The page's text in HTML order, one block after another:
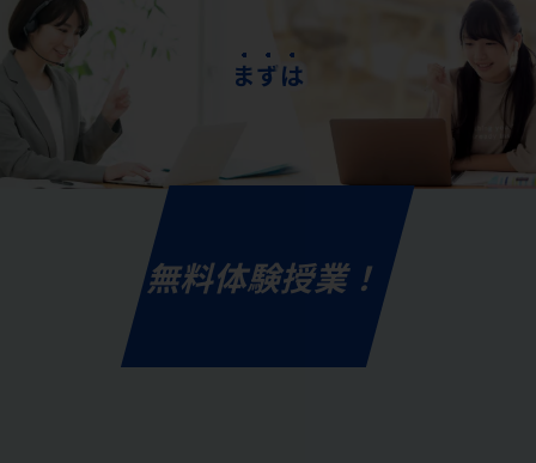
まず は
無料体験授業！